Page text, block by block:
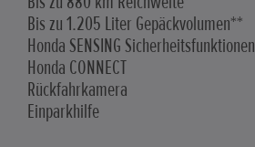
Bis zu 1.205 Liter Gepäckvolumen**
Honda SENSING Sicherheitsfunktionen
Honda CONNECT
Rückfahrkamera
Einparkhilfe